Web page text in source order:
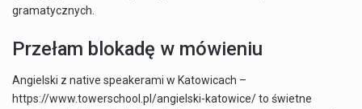
gramatycznych.
Przełam blokadę w mówieniu
Angielski z native speakerami w Katowicach –
https://www.towerschool.pl/angielski-katowice/ to świetne